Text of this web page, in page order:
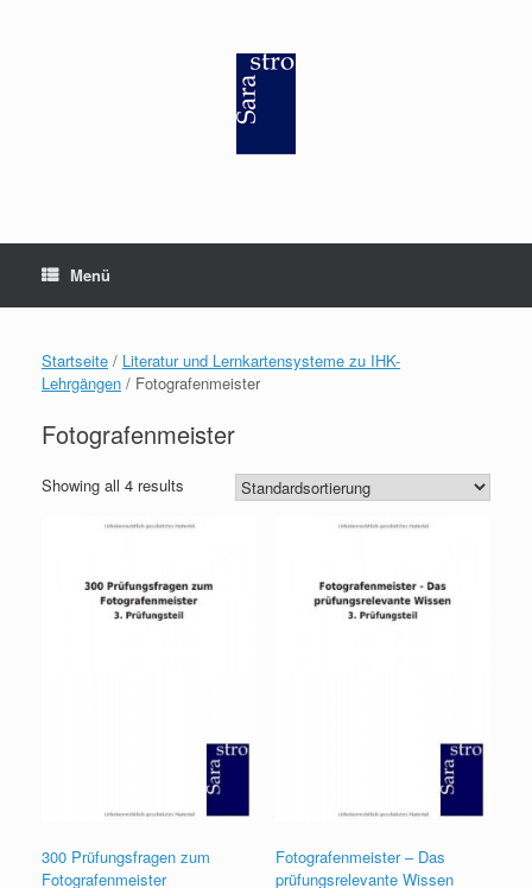
Menü
Startseite / Literatur und Lernkartensysteme zu IHK-
Lehrgängen / Fotografenmeister
Fotografenmeister
Showing all 4 results
300 Prüfungsfragen zum
Fotografenmeister
Fotografenmeister – Das
prüfungsrelevante Wissen